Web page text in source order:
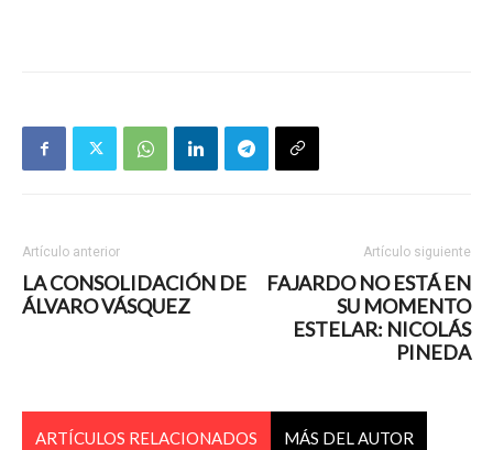
Artículo anterior
LA CONSOLIDACIÓN DE
ÁLVARO VÁSQUEZ
Artículo siguiente
FAJARDO NO ESTÁ EN
SU MOMENTO
ESTELAR: NICOLÁS
PINEDA
ARTÍCULOS RELACIONADOS MÁS DEL AUTOR